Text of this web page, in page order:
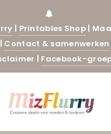
| Printables Shop |
| Contact & samenwerken
| Facebook-